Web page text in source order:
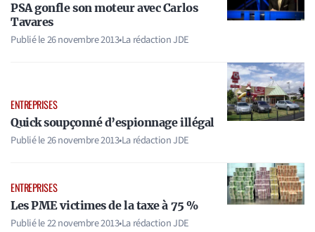
PSA gonfle son moteur avec Carlos
Tavares
Publié le26 novembre 2013•La rédaction JDE
ENTREPRISES
Quick soupçonné d’espionnage illégal
Publié le26 novembre 2013•La rédaction JDE
ENTREPRISES
Les PME victimes de la taxe à 75 %
Publié le22 novembre 2013•La rédaction JDE